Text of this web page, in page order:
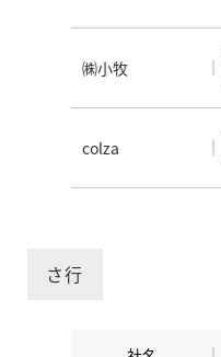
㈱小牧
colza
さ行